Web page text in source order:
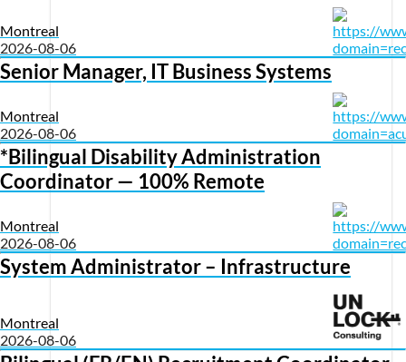
Montreal
2026-08-06
Senior Manager, IT Business Systems
Montreal
2026-08-06
*Bilingual Disability Administration
Coordinator — 100% Remote
Montreal
2026-08-06
System Administrator – Infrastructure
Montreal
2026-08-06